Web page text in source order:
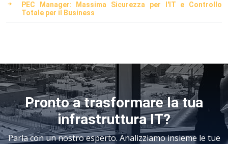
PEC Manager: Massima Sicurezza per l'IT e Controllo
Totale per il Business
Pronto a trasformare la tua
infrastruttura IT?
Parla con un nostro esperto. Analizziamo insieme le tue